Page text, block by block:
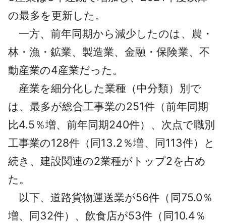
の最多を更新した。
一方、前年同期から減少したのは、農・
林・漁・鉱業、製造業、金融・保険業、不
動産業の4産業だった。
産業を細分化した業種（中分類）別で
は、最多が総合工事業の251件（前年同期
比4.5％増、前年同期240件）、次点で職別
工事業の128件（同13.2％増、同113件）と
続き、建設関連の2業種がトップ2を占め
た。
以下、道路貨物運送業が56件（同75.0％
増、同32件）、飲食店が53件（同10.4％